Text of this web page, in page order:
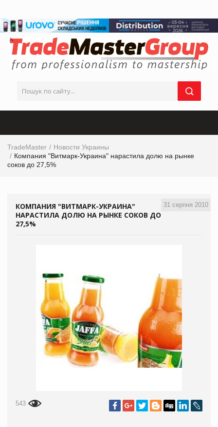
TradeMaster
Новости Украины
Компания "Витмарк-Украина" нарастила долю на рынке
соков до 27,5%
31 серпня 2010
КОМПАНИЯ "ВИТМАРК-УКРАИНА"
НАРАСТИЛА ДОЛЮ НА РЫНКЕ СОКОВ ДО
27,5%
543